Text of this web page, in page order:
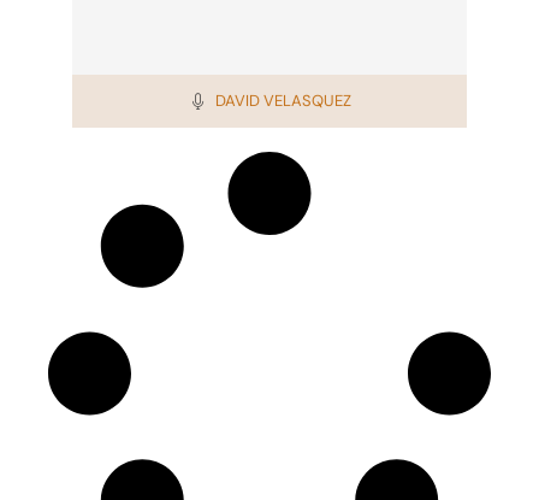
DAVID VELASQUEZ